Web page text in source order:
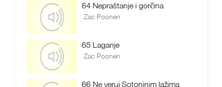
64 Nepraštanje i gorčina
Zac Poonen
65 Laganje
Zac Poonen
66 Ne veruj Sotoninim lažima